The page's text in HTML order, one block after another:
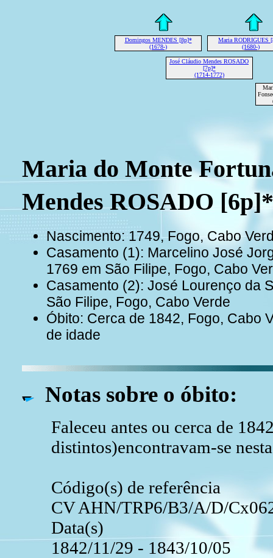
Domingos MENDES [8p]*
(1678-)
Maria RODRIGUES
(1680-)
José Cláudio Mendes ROSADO
[7p]*
(1714-1772)
Maria do Monte
Mendes ROSADO
Nascimento: 1749, Fogo, Cabo
Casamento (1): Marcelino José
1769 em São Filipe, Fogo, Cabo
Casamento (2): José Lourenço da
São Filipe, Fogo, Cabo Verde
Óbito: Cerca de 1842, Fogo, Cabo
de idade
Notas sobre o óbito:
Faleceu antes ou cerca de
distintos)encontravam-se
Código(s) de referência
CV AHN/TRP6/B3/A/D/
Data(s)
1842/11/29 - 1843/10/05